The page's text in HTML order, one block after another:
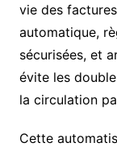
vie des
automatique,
sécurisées, et
évite les
la circulation
Cette